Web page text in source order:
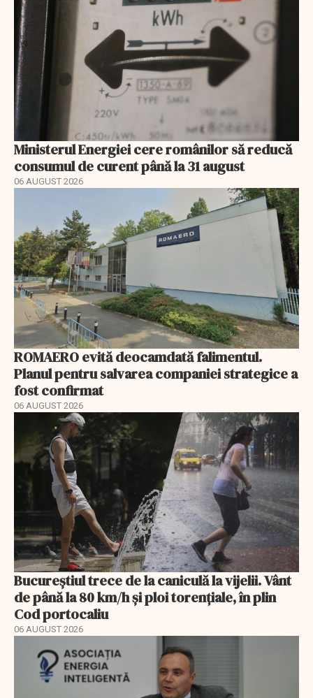
Ministerul Energiei cere românilor să reducă
consumul de curent până la 31 august
06 AUGUST 2026
ROMAERO evită deocamdată falimentul.
Planul pentru salvarea companiei strategice a
fost confirmat
06 AUGUST 2026
Bucureștiul trece de la caniculă la vijelii. Vânt
de până la 80 km/h și ploi torențiale, în plin
Cod portocaliu
06 AUGUST 2026